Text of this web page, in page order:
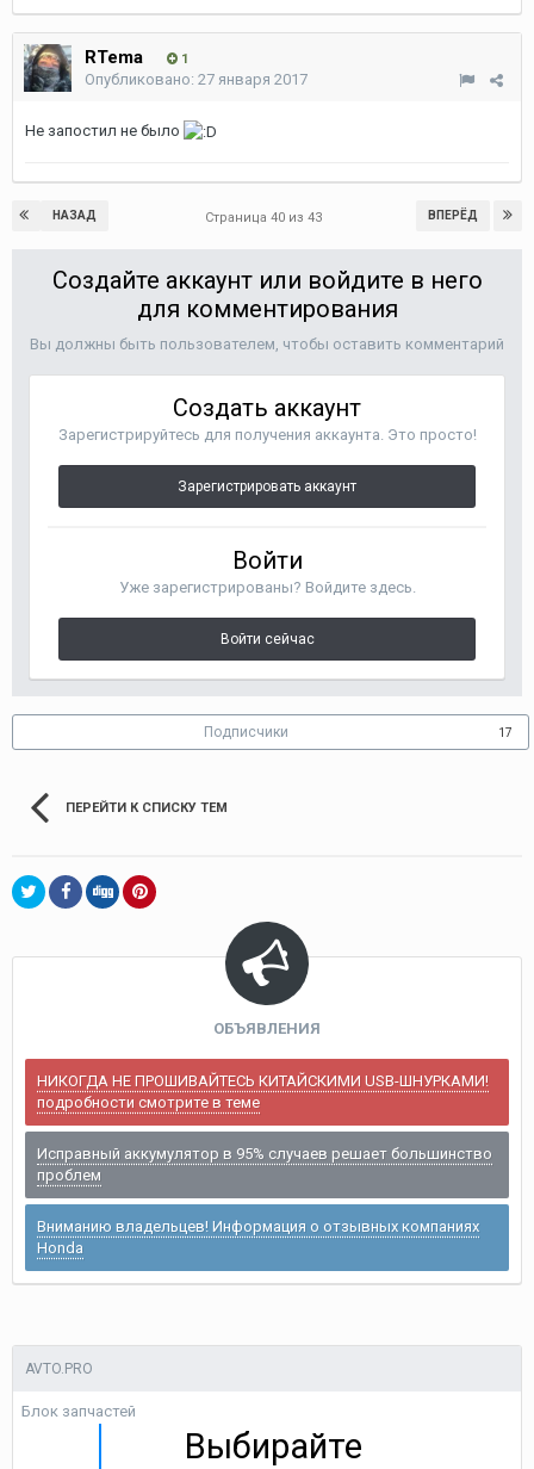
RTema 1
Опубликовано: 27 января 2017
Не запостил не было
НАЗАД ВПЕРЁД
Страница 40 из 43
Создайте аккаунт или войдите в него
для комментирования
Вы должны быть пользователем, чтобы оставить комментарий
Создать аккаунт
Зарегистрируйтесь для получения аккаунта. Это просто!
Зарегистрировать аккаунт
Войти
Уже зарегистрированы? Войдите здесь.
Войти сейчас
Подписчики 17
ПЕРЕЙТИ К СПИСКУ ТЕМ
ОБЪЯВЛЕНИЯ
НИКОГДА НЕ ПРОШИВАЙТЕСЬ КИТАЙСКИМИ USB-ШНУРКАМИ!
подробности смотрите в теме
Исправный аккумулятор в 95% случаев решает большинство
проблем
Вниманию владельцев! Информация о отзывных компаниях
Honda
AVTO.PRO
Блок запчастей
Выбирайте